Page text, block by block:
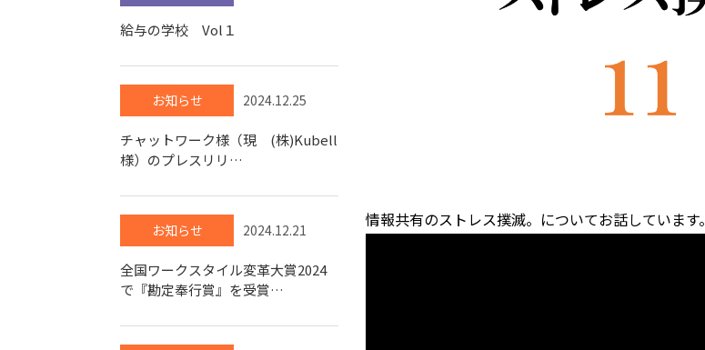
情報共有のストレス撲滅。についてお話しています。
給与の学校 Vol１
お知らせ 2024.12.25
チャットワーク様（現 (株)Kubell
様）のプレスリリ…
お知らせ 2024.12.21
全国ワークスタイル変革大賞2024
で『勘定奉行賞』を受賞…